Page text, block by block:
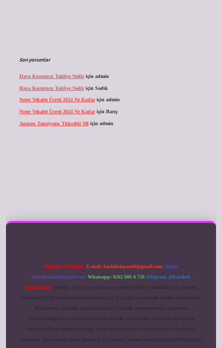
Son yorumlar
Hava Kurutucu Tahliye Nediriçin admin
Hava Kurutucu Tahliye Nediriçin Sadık
Noter Vekalet Ücreti 2024 Ne Kadariçin admin
Noter Vekalet Ücreti 2024 Ne Kadariçin Barış
Anason Tansiyonu Yükseltir Mi için admin
Reklam ve İletişim: E-mail: backlinkpaneli@gmail.com Teams:
forumhizmeti@gmail.com Whatsapp: 0262 606 0 726 Telegram: @karabul
Yasal Uyarı: Sitemiz, 5651 Sayılı Kanun gereğince Bilgi Teknolojileri ve İletişim
Kurumu (BTK) tarafından onaylanmış bir Yer Sağlayıcı olarak hizmet vermektedir.
Bu nedenle, sitedeki içerikleri proaktif olarak denetleme veya araştırma
yükümlülüğümüz bulunmamaktadır. Ancak, üyelerimiz yazdıkları içeriklerin
sorumluluğunu taşımakta olup, siteye üye olarak bu sorumluluğu kabul etmiş
sayılırlar. Bu internet sitesi, herhangi bir marka, kurum veya şahıs şirketi ile hiçbir